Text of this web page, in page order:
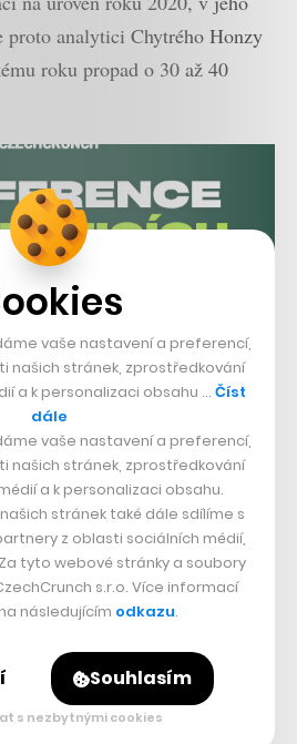
analytici Chytrého Honzy
roku propad o 30 až 40
o 50 procent a
pokračovat. Nicméně
rekordní a dosáhl téměř
Pokud tedy porovnáme
vaše nastavení a preferencí,
našich stránek, zprostředkování
a k personalizaci obsahu … Číst
dále
vaše nastavení a preferencí,
našich stránek, zprostředkování
a k personalizaci obsahu.
stránek také dále sdílíme s
z oblasti sociálních médií,
tyto webové stránky a soubory
s.r.o. Více informací
následujícím odkazu.
Souhlasím
s nezbytnými cookies